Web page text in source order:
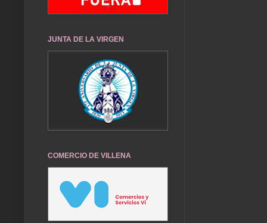
JUNTA DE LA VIRGEN
COMERCIO DE VILLENA